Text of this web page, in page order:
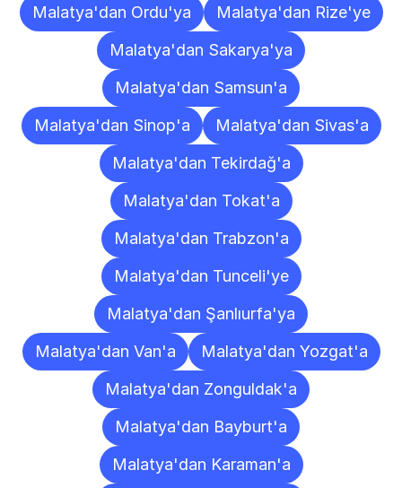
Malatya'dan Ordu'ya
Malatya'dan Rize'ye
Malatya'dan Sakarya'ya
Malatya'dan Samsun'a
Malatya'dan Sinop'a
Malatya'dan Sivas'a
Malatya'dan Tekirdağ'a
Malatya'dan Tokat'a
Malatya'dan Trabzon'a
Malatya'dan Tunceli'ye
Malatya'dan Şanlıurfa'ya
Malatya'dan Van'a
Malatya'dan Yozgat'a
Malatya'dan Zonguldak'a
Malatya'dan Bayburt'a
Malatya'dan Karaman'a